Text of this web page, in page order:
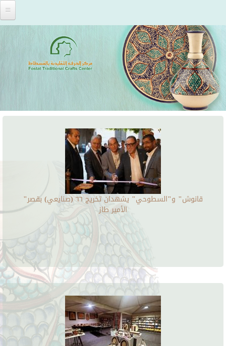
Skip to main content
"قانوش" و"السطوحي" يشهدان تخريج ٦٦ (صنايعي) بقصر
الأمير طاز